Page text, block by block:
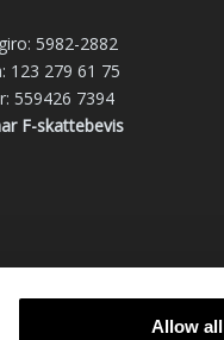
Allow all
5982-2882
123 279 61 75
559426 7394
F-skattebevis